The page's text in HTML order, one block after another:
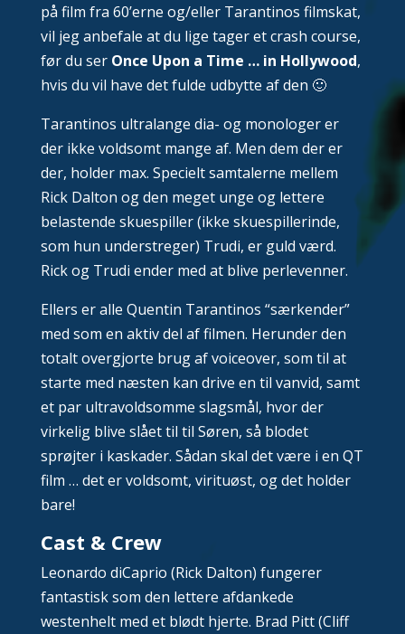
på film fra 60’erne og/eller Tarantinos filmskat,
vil jeg anbefale at du lige tager et crash course,
før du ser Once Upon a Time … in Hollywood,
hvis du vil have det fulde udbytte af den 🙂
Tarantinos ultralange dia- og monologer er
der ikke voldsomt mange af. Men dem der er
der, holder max. Specielt samtalerne mellem
Rick Dalton og den meget unge og lettere
belastende skuespiller (ikke skuespillerinde,
som hun understreger) Trudi, er guld værd.
Rick og Trudi ender med at blive perlevenner.
Ellers er alle Quentin Tarantinos “særkender”
med som en aktiv del af filmen. Herunder den
totalt overgjorte brug af voiceover, som til at
starte med næsten kan drive en til vanvid, samt
et par ultravoldsomme slagsmål, hvor der
virkelig blive slået til til Søren, så blodet
sprøjter i kaskader. Sådan skal det være i en QT
film … det er voldsomt, virituøst, og det holder
bare!
Cast & Crew
Leonardo diCaprio (Rick Dalton) fungerer
fantastisk som den lettere afdankede
westenhelt med et blødt hjerte. Brad Pitt (Cliff